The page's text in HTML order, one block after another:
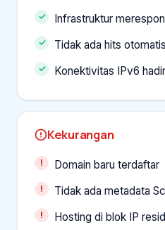
Infrastruktur
Tidak ada hits
Konektivitas IPv6 hadir
Kekurangan
Domain baru terdaftar
Tidak ada metadata
Hosting di blok IP